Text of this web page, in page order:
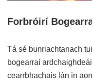
Forbróirí
Tá sé bunriachtanach
bogearraí
cearrbhachais lán in